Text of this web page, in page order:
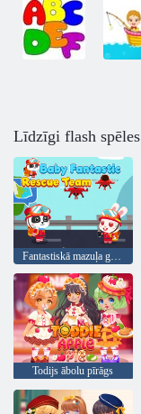
Līdzīgi flash spēles
Fantastiskā mazuļa glābšanas komanda
Todijs ābolu pīrāgs